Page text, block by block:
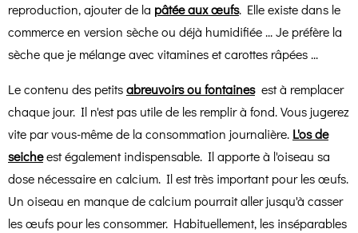
reproduction, ajouter de la pâtée aux œufs. Elle existe dans le
commerce en version sèche ou déjà humidifiée ... Je préfère la
sèche que je mélange avec vitamines et carottes râpées ...
Le contenu des petitsabreuvoirs ou fontainesest à remplacer
chaque jour. Il n'est pas utile de les remplir à fond. Vous jugerez
vite par vous-même de la consommation journalière. L'os de
seicheest également indispensable. Il apporte à l'oiseau sa
dose nécessaire en calcium. Il est très important pour les œufs.
Un oiseau en manque de calcium pourrait aller jusqu'à casser
les œufs pour les consommer. Habituellement, les inséparables